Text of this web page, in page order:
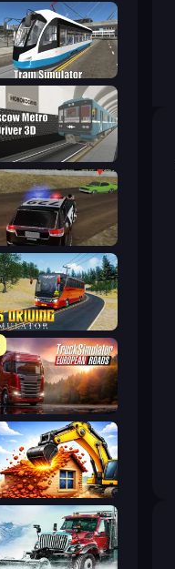
Tram Simulator
Driver 3D
POLICE Chase Simulator
Bus Driving Simulator
Roads
City Constructor